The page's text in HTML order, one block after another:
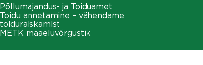
Põllumajandus- ja Toiduamet
Toidu annetamine – vähendame
toiduraiskamist
METK maaeluvõrgustik